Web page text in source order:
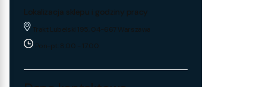
Lokalizacja sklepu i godziny pracy
Trakt Lubelski 195, 04-667 Warszawa
Pon-pt: 8:00 - 17:00